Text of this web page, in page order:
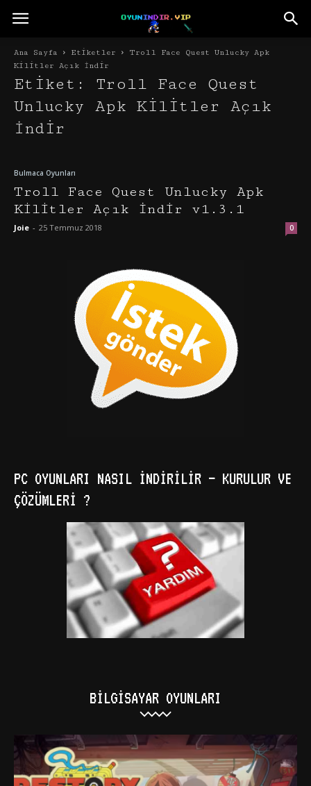
Ana Sayfa Etiketler
Troll Face Quest Unlucky Apk
Kilitler Açık İndir
Etiket: Troll Face Quest
Unlucky Apk Kilitler Açık
İndir
Bulmaca Oyunları
Troll Face Quest Unlucky Apk
Kilitler Açık İndir v1.3.1
Joie - 25 Temmuz 2018 0
PC OYUNLARI NASIL İNDIRILIR – KURULUR VE
ÇÖZÜMLERI ?
BILGISAYAR OYUNLARI